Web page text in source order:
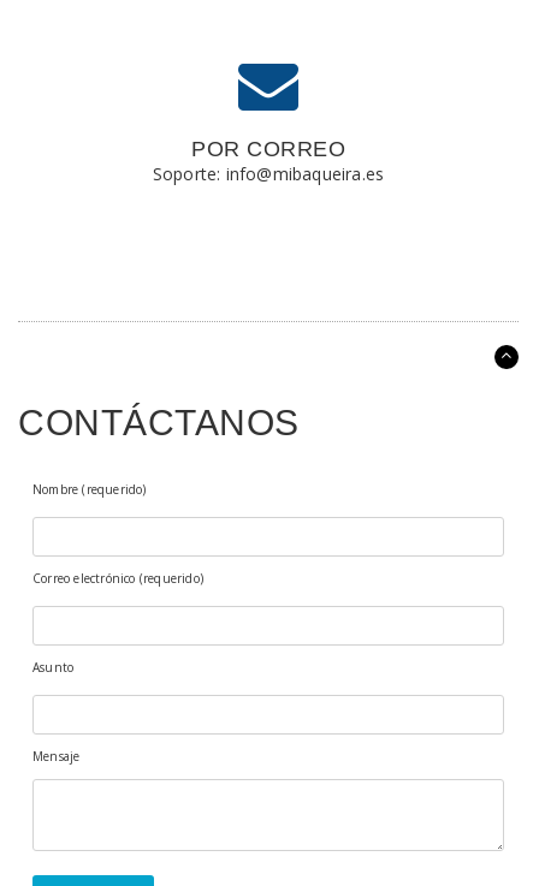
POR CORREO
Soporte: info@mibaqueira.es
CONTÁCTANOS
Nombre (requerido)
Correo electrónico (requerido)
Asunto
Mensaje